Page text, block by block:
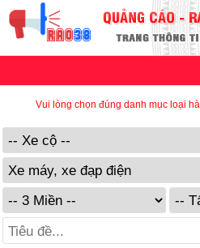
Vui lòng chọn đúng danh mục loại